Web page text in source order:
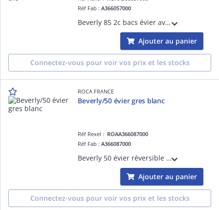
Réf Fab :A366057000
Beverly 85 2c bacs évier avec 1 trou percé et 1 trou prépercé grès blanc
Ajouter au panier
Connectez-vous pour voir vos prix et les stocks
ROCA FRANCE
Beverly/50 évier gres blanc
Réf Rexel : ROAA366087000
Réf Fab :A366087000
Beverly 50 évier réversible pour installation sur plan de 600mm, 2 trous prépercés grès blanc
Ajouter au panier
Connectez-vous pour voir vos prix et les stocks